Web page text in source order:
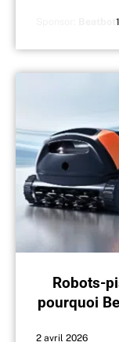
Beatbot
Robots-
pourquoi
2 avril 2026